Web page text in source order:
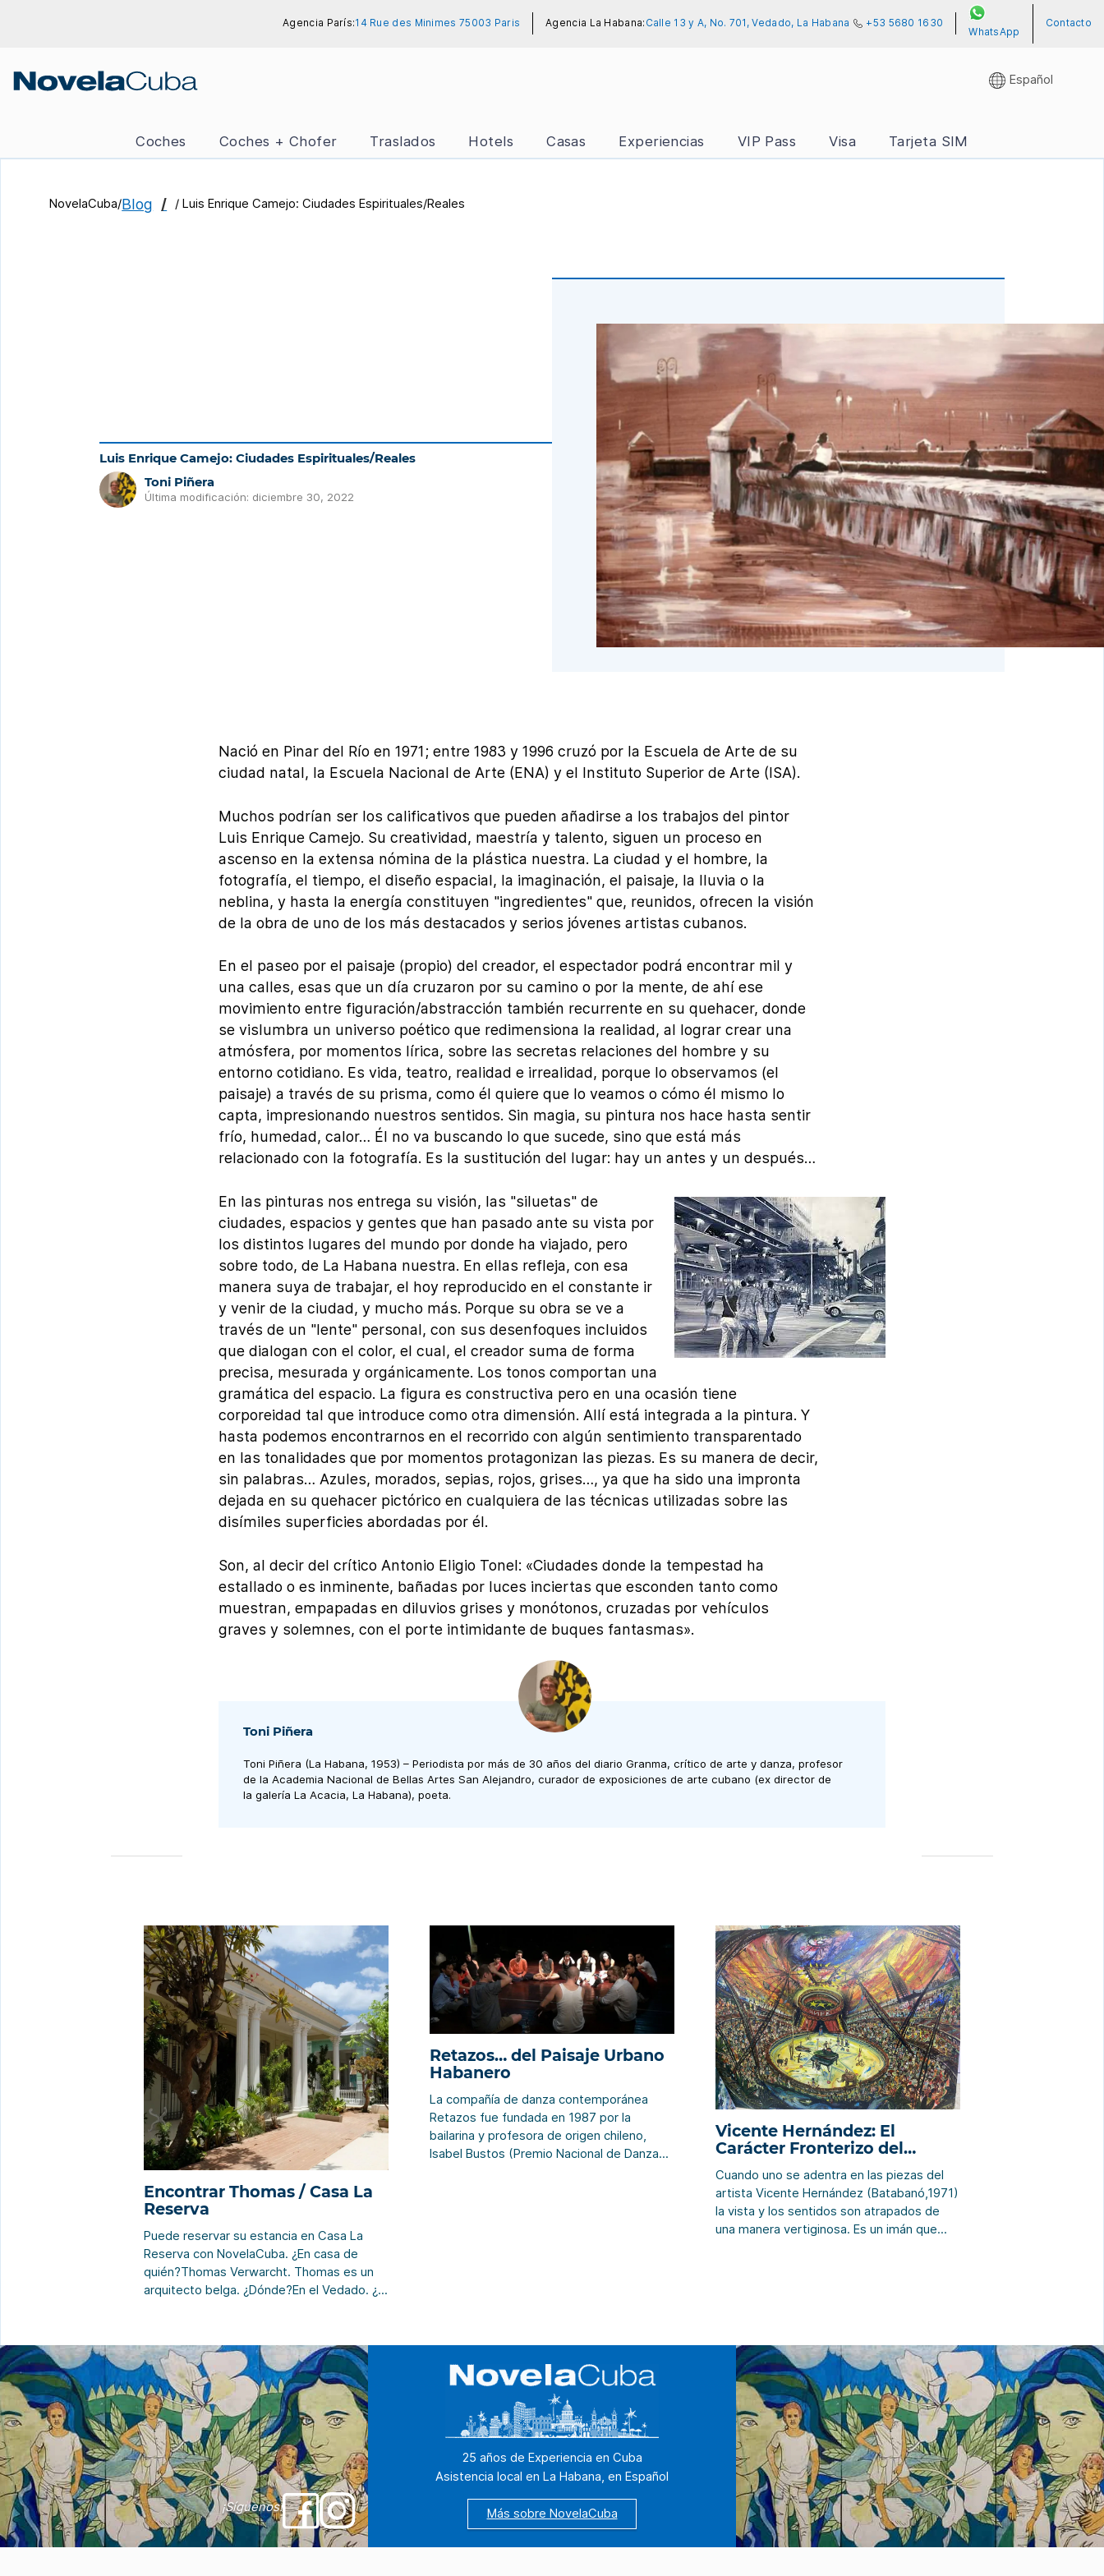
Agencia París:14 Rue des Minimes 75003 Paris Agencia La Habana: Calle 13 y A, No. 701, Vedado, La Habana +53 5680 1630
WhatsApp
Contacto
Español
Coches Coches + Chofer Traslados Hotels Casas Experiencias VIP Pass Visa Tarjeta SIM
NovelaCuba/Blog / Luis Enrique Camejo: Ciudades Espirituales/Reales
Luis Enrique Camejo: Ciudades Espirituales/Reales
Toni Piñera
Última modificación: diciembre 30, 2022
Nació en Pinar del Río en 1971; entre 1983 y 1996 cruzó por la Escuela de Arte de su
ciudad natal, la Escuela Nacional de Arte (ENA) y el Instituto Superior de Arte (ISA).
Muchos podrían ser los calificativos que pueden añadirse a los trabajos del pintor
Luis Enrique Camejo. Su creatividad, maestría y talento, siguen un proceso en
ascenso en la extensa nómina de la plástica nuestra. La ciudad y el hombre, la
fotografía, el tiempo, el diseño espacial, la imaginación, el paisaje, la lluvia o la
neblina, y hasta la energía constituyen "ingredientes" que, reunidos, ofrecen la visión
de la obra de uno de los más destacados y serios jóvenes artistas cubanos.
En el paseo por el paisaje (propio) del creador, el espectador podrá encontrar mil y
una calles, esas que un día cruzaron por su camino o por la mente, de ahí ese
movimiento entre figuración/abstracción también recurrente en su quehacer, donde
se vislumbra un universo poético que redimensiona la realidad, al lograr crear una
atmósfera, por momentos lírica, sobre las secretas relaciones del hombre y su
entorno cotidiano. Es vida, teatro, realidad e irrealidad, porque lo observamos (el
paisaje) a través de su prisma, como él quiere que lo veamos o cómo él mismo lo
capta, impresionando nuestros sentidos. Sin magia, su pintura nos hace hasta sentir
frío, humedad, calor… Él no va buscando lo que sucede, sino que está más
relacionado con la fotografía. Es la sustitución del lugar: hay un antes y un después…
En las pinturas nos entrega su visión, las "siluetas" de
ciudades, espacios y gentes que han pasado ante su vista por
los distintos lugares del mundo por donde ha viajado, pero
sobre todo, de La Habana nuestra. En ellas refleja, con esa
manera suya de trabajar, el hoy reproducido en el constante ir
y venir de la ciudad, y mucho más. Porque su obra se ve a
través de un "lente" personal, con sus desenfoques incluidos
que dialogan con el color, el cual, el creador suma de forma
precisa, mesurada y orgánicamente. Los tonos comportan una
gramática del espacio. La figura es constructiva pero en una ocasión tiene
corporeidad tal que introduce como otra dimensión. Allí está integrada a la pintura. Y
hasta podemos encontrarnos en el recorrido con algún sentimiento transparentado
en las tonalidades que por momentos protagonizan las piezas. Es su manera de decir,
sin palabras… Azules, morados, sepias, rojos, grises…, ya que ha sido una impronta
dejada en su quehacer pictórico en cualquiera de las técnicas utilizadas sobre las
disímiles superficies abordadas por él.
Son, al decir del crítico Antonio Eligio Tonel: «Ciudades donde la tempestad ha
estallado o es inminente, bañadas por luces inciertas que esconden tanto como
muestran, empapadas en diluvios grises y monótonos, cruzadas por vehículos
graves y solemnes, con el porte intimidante de buques fantasmas».
Toni Piñera
Toni Piñera (La Habana, 1953) – Periodista por más de 30 años del diario Granma, crítico de arte y danza, profesor
de la Academia Nacional de Bellas Artes San Alejandro, curador de exposiciones de arte cubano (ex director de
la galería La Acacia, La Habana), poeta.
Encontrar Thomas / Casa La
Reserva
Puede reservar su estancia en Casa La
Reserva con NovelaCuba. ¿En casa de
quién?Thomas Verwarcht. Thomas es un
arquitecto belga. ¿Dónde?En el Vedado. ¿Y
de la casaSi Casa La Reserva fuera una
persona… para Thomas «sería una anciana
que ha […]
Retazos… del Paisaje Urbano
Habanero
La compañía de danza contemporánea
Retazos fue fundada en 1987 por la
bailarina y profesora de origen chileno,
Isabel Bustos (Premio Nacional de Danza
Vicente Hernández: El
Carácter Fronterizo del
Cuando uno se adentra en las piezas del
artista Vicente Hernández (Batabanó,1971)
la vista y los sentidos son atrapados de
una manera vertiginosa. Es un imán que
¡Síguenos!
25 años de Experiencia en Cuba
Asistencia local en La Habana, en Español
Más sobre NovelaCuba